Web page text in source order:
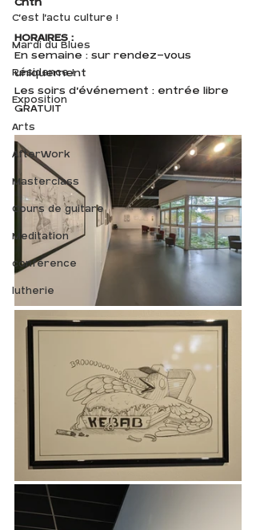
C'est l'actu culture !
Mardi du Blues
Résidence !
Exposition
Arts
AfterWork
Masterclass
Cours de guitare
Meditation
conférence
lutherie
Chth
HORAIRES :
En semaine : sur rendez-vous
uniquement
Les soirs d'événement : entrée libre
GRATUIT